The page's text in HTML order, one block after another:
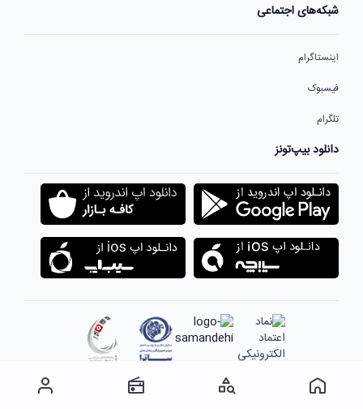
شبکه‌های اجتماعی
اینستاگرام
فیسبوک
تلگرام
دانلود بیپ‌تونز